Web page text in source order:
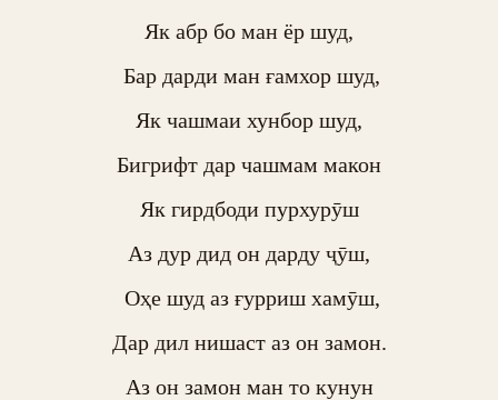
Як абр бо ман ёр шуд,
Як чашмаи хунбор шуд,
Бигрифт дар чашмам макон
Як гирдбоди пурхурӯш
Аз дур дид он дарду ҷӯш,
Дар дил нишаст аз он замон.
Аз он замон ман то кунун